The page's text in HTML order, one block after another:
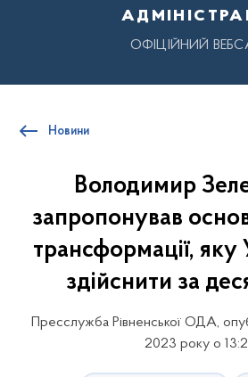
ОФІЦІЙНИЙ
Новини
Володимир
запропонував
трансформації, яку
здійснити за
Пресслужба Рівненської ОДА,
2023 року о